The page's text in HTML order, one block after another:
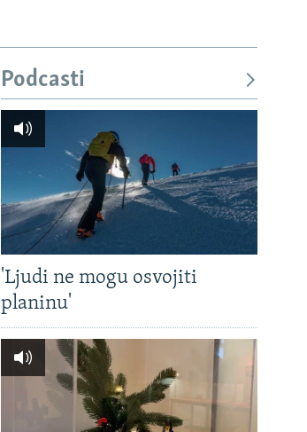
Podcasti
'Ljudi ne mogu osvojiti
planinu'